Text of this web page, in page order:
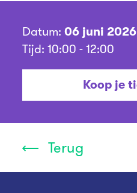
Datum: 06 juni 2026
Tijd: 10:00 - 12:00
Koop je
Terug